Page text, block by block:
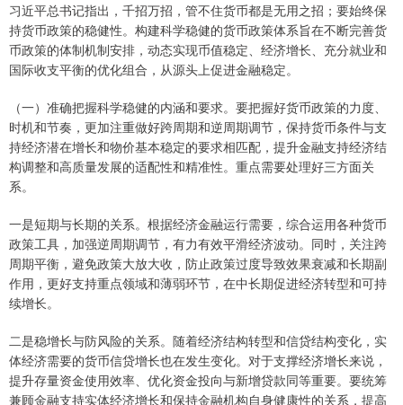
习近平总书记指出，千招万招，管不住货币都是无用之招；要始终保
持货币政策的稳健性。构建科学稳健的货币政策体系旨在不断完善货
币政策的体制机制安排，动态实现币值稳定、经济增长、充分就业和
国际收支平衡的优化组合，从源头上促进金融稳定。
（一）准确把握科学稳健的内涵和要求。要把握好货币政策的力度、
时机和节奏，更加注重做好跨周期和逆周期调节，保持货币条件与支
持经济潜在增长和物价基本稳定的要求相匹配，提升金融支持经济结
构调整和高质量发展的适配性和精准性。重点需要处理好三方面关
系。
一是短期与长期的关系。根据经济金融运行需要，综合运用各种货币
政策工具，加强逆周期调节，有力有效平滑经济波动。同时，关注跨
周期平衡，避免政策大放大收，防止政策过度导致效果衰减和长期副
作用，更好支持重点领域和薄弱环节，在中长期促进经济转型和可持
续增长。
二是稳增长与防风险的关系。随着经济结构转型和信贷结构变化，实
体经济需要的货币信贷增长也在发生变化。对于支撑经济增长来说，
提升存量资金使用效率、优化资金投向与新增贷款同等重要。要统筹
兼顾金融支持实体经济增长和保持金融机构自身健康性的关系，提高